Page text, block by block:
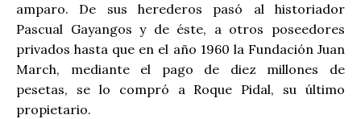
amparo. De sus herederos pasó al historiador
Pascual Gayangos y de éste, a otros poseedores
privados hasta que en el año 1960 la Fundación Juan
March, mediante el pago de diez millones de
pesetas, se lo compró a Roque Pidal, su último
propietario.